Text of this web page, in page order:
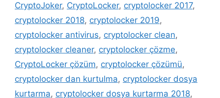
CryptoJoker, CryptoLocker, cryptolocker 2017,
cryptolocker 2018, cryptolocker 2019,
cryptolocker antivirus, cryptolocker clean,
cryptolocker cleaner, cryptolocker çözme,
CryptoLocker çözüm, cryptolocker çözümü,
cryptolocker dan kurtulma, cryptolocker dosya
kurtarma, cryptolocker dosya kurtarma 2018,